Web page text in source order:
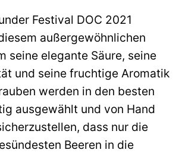
Festival DOC 2021
außergewöhnlichen
seine elegante Säure, seine
und seine fruchtige Aromatik
werden in den besten
ausgewählt und von Hand
dass nur die
Beeren in die